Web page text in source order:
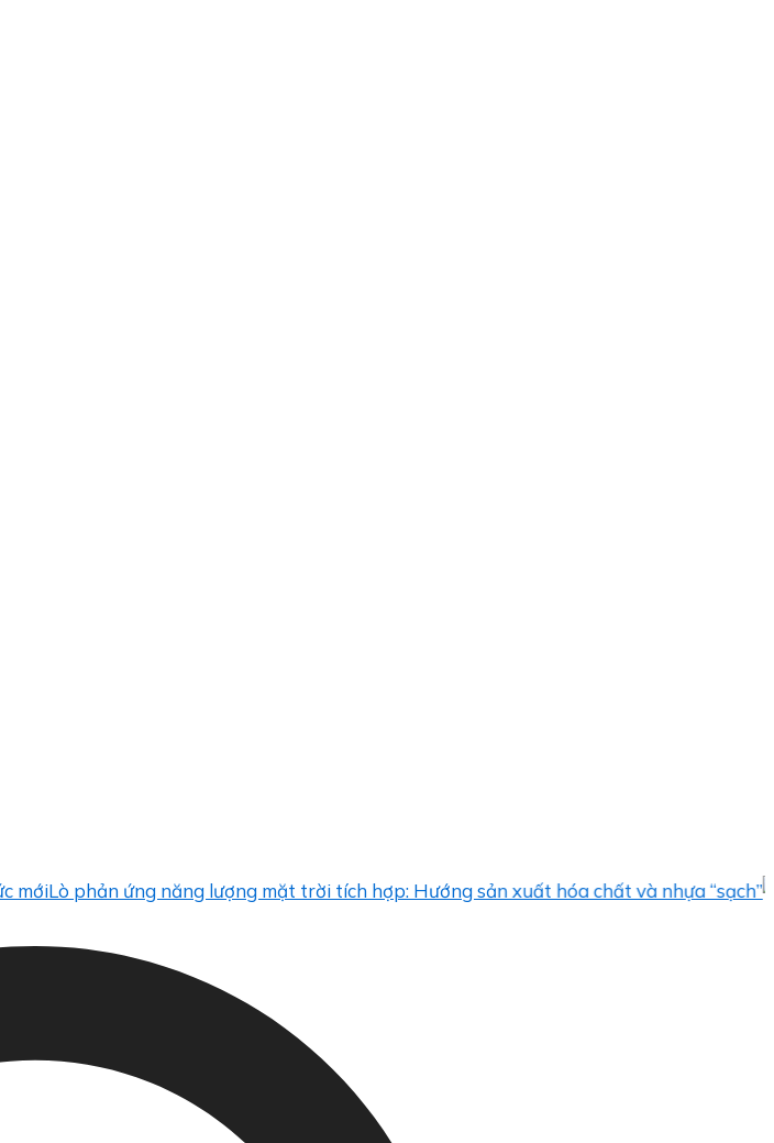
Lò phản ứng năng lượng mặt trời tích hợp: Hướng sản xuất hóa chất và nhựa “sạch”